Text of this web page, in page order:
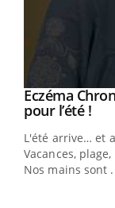
Youtube
Eczéma
pour l’été !
L'été arrive… et
Vacances,
Nos mains sont